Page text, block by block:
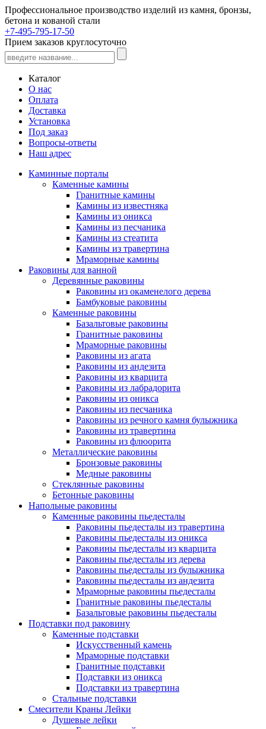
Профессиональное производство изделий из камня, бронзы,
бетона и кованой стали
+7-495-795-17-50
Прием заказов круглосуточно
Каталог
О нас
Оплата
Доставка
Установка
Под заказ
Вопросы-ответы
Наш адрес
Каминные порталы
Каменные камины
Гранитные камины
Камины из известняка
Камины из оникса
Камины из песчаника
Камины из стеатита
Камины из травертина
Мраморные камины
Раковины для ванной
Деревянные раковины
Раковины из окаменелого дерева
Бамбуковые раковины
Каменные раковины
Базальтовые раковины
Гранитные раковины
Мраморные раковины
Раковины из агата
Раковины из андезита
Раковины из кварцита
Раковины из лабрадорита
Раковины из оникса
Раковины из песчаника
Раковины из речного камня булыжника
Раковины из травертина
Раковины из флюорита
Металлические раковины
Бронзовые раковины
Медные раковины
Стеклянные раковины
Бетонные раковины
Напольные раковины
Каменные раковины пьедесталы
Раковины пьедесталы из травертина
Раковины пьедесталы из оникса
Раковины пьедесталы из кварцита
Раковины пьедесталы из дерева
Раковины пьедесталы из булыжника
Раковины пьедесталы из андезита
Мраморные раковины пьедесталы
Гранитные раковины пьедесталы
Базальтовые раковины пьедесталы
Подставки под раковину
Каменные подставки
Искусственный камень
Мраморные подставки
Гранитные подставки
Подставки из оникса
Подставки из травертина
Стальные подставки
Смесители Краны Лейки
Душевые лейки